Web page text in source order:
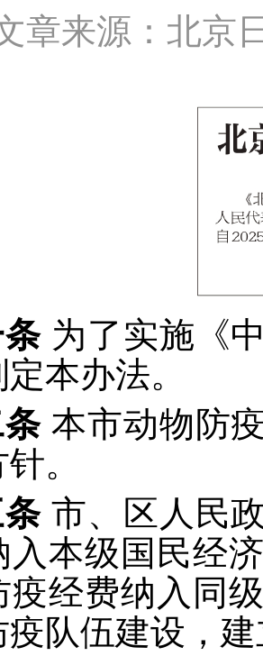
章来源：北
为了实施《
本办法。
本市动物防
。
市、区人民
入本级国民经
疫经费纳入同
疫队伍建设，